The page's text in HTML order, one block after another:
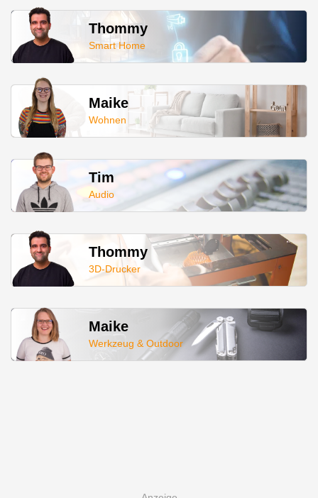
Thommy
Smart Home
Maike
Wohnen
Tim
Audio
Thommy
3D-Drucker
Maike
Werkzeug & Outdoor